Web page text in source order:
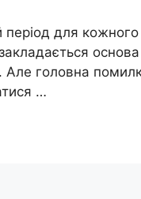
для кожного
основа
головна
…